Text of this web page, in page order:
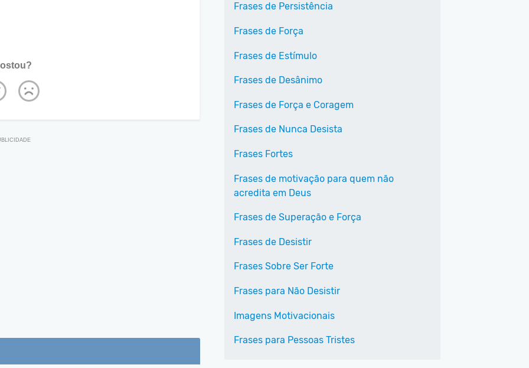
Frases de Persistência
Frases de Força
Frases de Estímulo
Frases de Desânimo
Frases de Força e Coragem
Frases de Nunca Desista
Frases Fortes
Frases de motivação para quem não
acredita em Deus
Frases de Superação e Força
Frases de Desistir
Frases Sobre Ser Forte
Frases para Não Desistir
Imagens Motivacionais
Frases para Pessoas Tristes